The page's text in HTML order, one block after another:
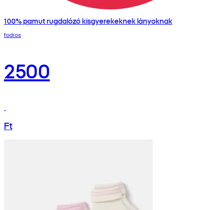
100% pamut rugdalózó kisgyerekeknek lányoknak
fodros
2500
Ft